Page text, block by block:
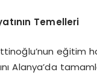
Temelleri
eğitim
Alanya’da